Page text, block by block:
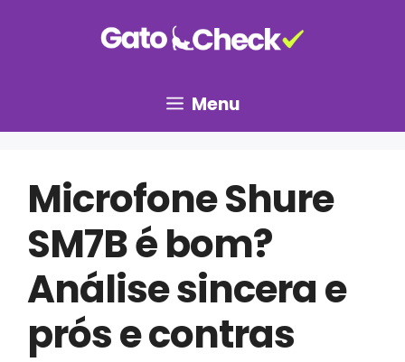
Menu
Microfone Shure
SM7B é bom?
Análise sincera e
prós e contras